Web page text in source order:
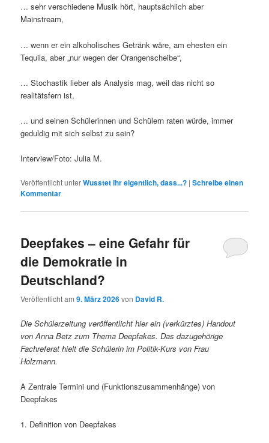
… sehr verschiedene Musik hört, hauptsächlich aber
Mainstream,
… wenn er ein alkoholisches Getränk wäre, am ehesten ein
Tequila, aber „nur wegen der Orangenscheibe“,
… Stochastik lieber als Analysis mag, weil das nicht so
realitätsfern ist,
… und seinen Schülerinnen und Schülern raten würde, immer
geduldig mit sich selbst zu sein?
Interview/Foto: Julia M.
Veröffentlicht unterWusstet ihr eigentlich, dass...? |Schreibe einen
Kommentar
Deepfakes – eine Gefahr für
die Demokratie in
Deutschland?
Veröffentlicht am9. März 2026von David R.
Die Schülerzeitung veröffentlicht hier ein (verkürztes) Handout
von Anna Betz zum Thema Deepfakes. Das dazugehörige
Fachreferat hielt die Schülerin im Politik-Kurs von Frau
Holzmann.
A Zentrale Termini und (Funktionszusammenhänge) von
Deepfakes
1. Definition von Deepfakes